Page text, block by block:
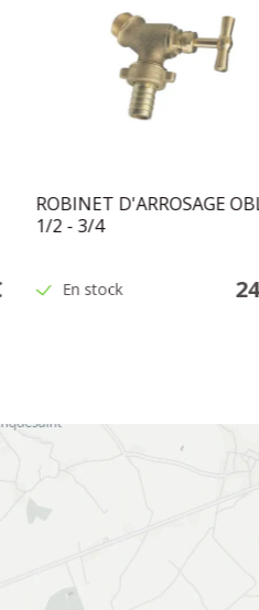
ROBINET D'ARROSAGE
1/2 - 3/4
En stock